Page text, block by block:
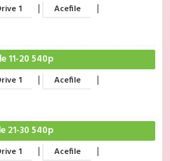
1 | Acefile |
11-20 540p
1 | Acefile |
21-30 540p
1 | Acefile |